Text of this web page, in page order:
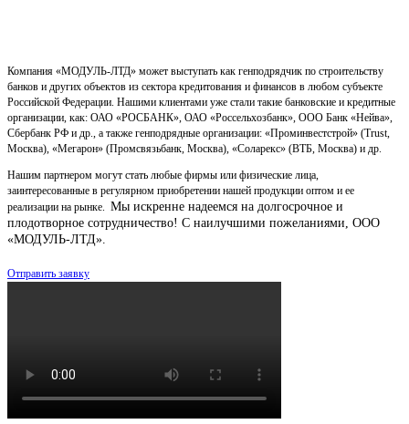
Компания «МОДУЛЬ-ЛТД» может выступать как генподрядчик по строительству
банков и других объектов из сектора кредитования и финансов в любом субъекте
Российской Федерации. Нашими клиентами уже стали такие банковские и кредитные
организации, как: ОАО «РОСБАНК», ОАО «Россельхозбанк», ООО Банк «Нейва»,
Сбербанк РФ и др., а также генподрядные организации: «Проминвестстрой» (Trust,
Москва), «Мегарон» (Промсвязьбанк, Москва), «Соларекс» (ВТБ, Москва) и др.
Нашим партнером могут стать любые фирмы или физические лица,
заинтересованные в регулярном приобретении нашей продукции оптом и ее
реализации на рынке. Мы искренне надеемся на долгосрочное и
плодотворное сотрудничество! С наилучшими пожеланиями, ООО
«МОДУЛЬ-ЛТД».
Отправить заявку